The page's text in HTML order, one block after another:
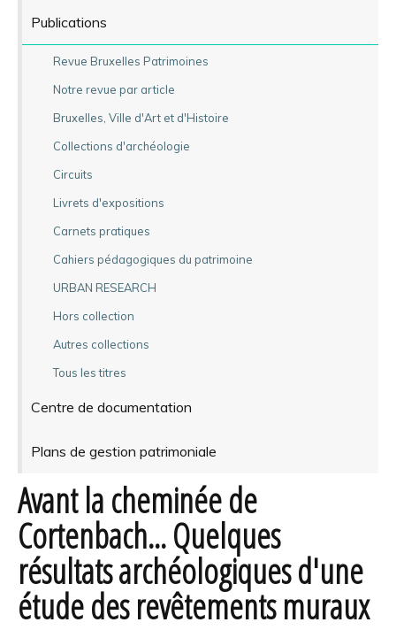
Publications
Revue Bruxelles Patrimoines
Notre revue par article
Bruxelles, Ville d'Art et d'Histoire
Collections d'archéologie
Circuits
Livrets d'expositions
Carnets pratiques
Cahiers pédagogiques du patrimoine
URBAN RESEARCH
Hors collection
Autres collections
Tous les titres
Centre de documentation
Plans de gestion patrimoniale
Avant la cheminée de
Cortenbach... Quelques
résultats archéologiques d'une
étude des revêtements muraux